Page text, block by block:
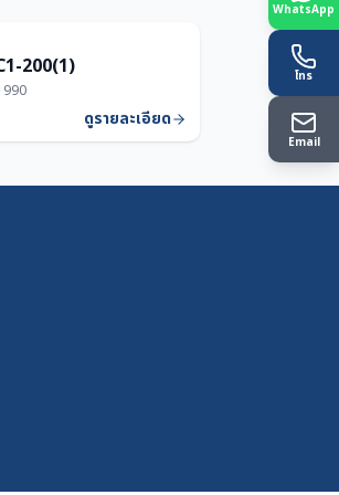
200(1)
ดูรายละเอียด
WhatsApp
โทร
Email